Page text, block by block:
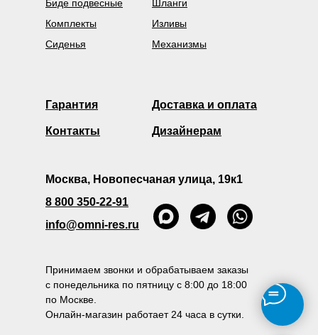
Механизмы
Шланги
Изливы
Биде подвесные
Комплекты
Принимаем звонки и обрабатываем заказы
с понедельника по пятницу с 8:00 до 18:00
по Москве.
Онлайн-магазин работает 24 часа в сутки.
Дизайнерам
Доставка и оплата
Москва, Новопесчаная улица, 19к1
8 800 350-22-91
info@omni-res.ru
Гарантия
Контакты
Сиденья